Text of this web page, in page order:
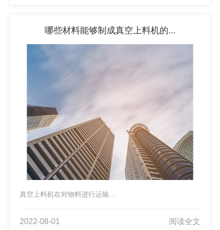
哪些材料能够制成真空上料机的...
真空上料机在对物料进行运输...
2022-08-01 阅读全文